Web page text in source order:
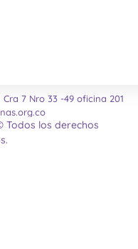
Cra 7 Nro 33 -49 oficina 201
Todos los derechos